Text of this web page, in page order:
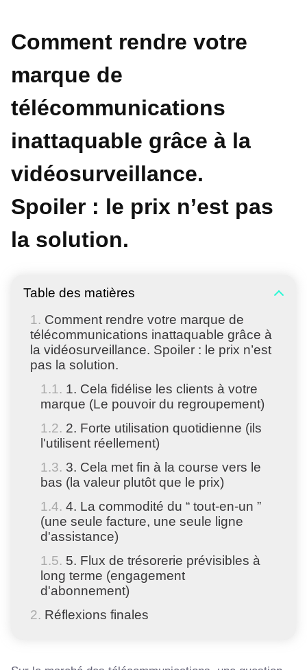
Comment rendre votre
marque de
télécommunications
inattaquable grâce à la
vidéosurveillance.
Spoiler : le prix n’est pas
la solution.
Table des matières
Comment rendre votre marque de
télécommunications inattaquable grâce à
la vidéosurveillance. Spoiler : le prix n’est
pas la solution.
1. Cela fidélise les clients à votre
marque (Le pouvoir du regroupement)
2. Forte utilisation quotidienne (ils
l'utilisent réellement)
3. Cela met fin à la course vers le
bas (la valeur plutôt que le prix)
4. La commodité du “ tout-en-un ”
(une seule facture, une seule ligne
d'assistance)
5. Flux de trésorerie prévisibles à
long terme (engagement
d'abonnement)
Réflexions finales